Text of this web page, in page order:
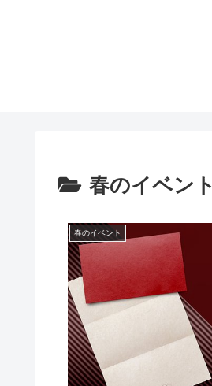
春のイベント
春のイベント